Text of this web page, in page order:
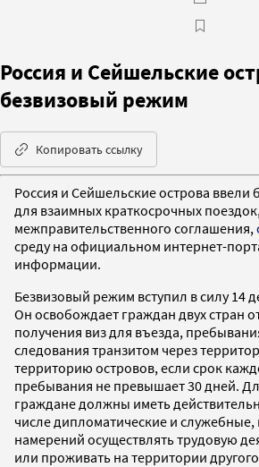
Россия и Сейшельские
безвизовый режим
Копировать ссылку
Россия и Сейшельские острова ввели
для взаимных краткосрочных поездок,
межправительственного соглашения,
среду на официальном интернет-
информации.
Безвизовый режим вступил в силу 14
Он освобождает граждан двух стран
получения виз для въезда,
следования транзитом через
территорию островов, если срок
пребывания не превышает 30 дней.
граждане должны иметь
числе дипломатические и служебные,
намерений осуществлять трудовую
или проживать на территории другого